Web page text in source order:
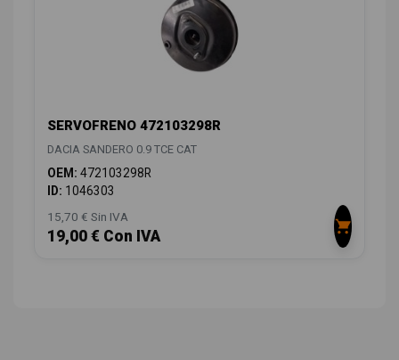
SERVOFRENO 472103298R
DACIA SANDERO 0.9 TCE CAT
OEM: 472103298R
ID: 1046303
15,70 € Sin IVA
19,00 € Con IVA